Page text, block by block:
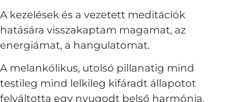
A kezelések és a vezetett meditációk
hatására visszakaptam magamat, az
energiámat, a hangulatomat.
A melankólikus, utolsó pillanatig mind
testileg mind lelkileg kifáradt állapotot
felváltotta egy nyugodt belső harmónia.